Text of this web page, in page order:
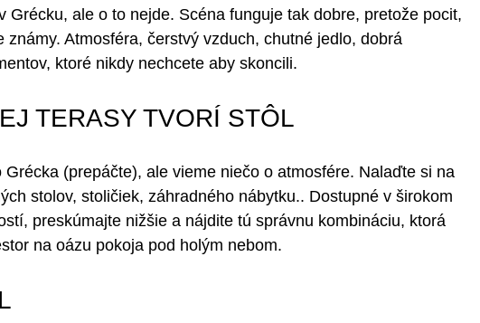
Grécku, ale o to nejde. Scéna funguje tak dobre, pretože pocit,
známy. Atmosféra, čerstvý vzduch, chutné jedlo, dobrá
ktoré nikdy nechcete aby skoncili.
TERASY TVORÍ STÔL
(prepáčte), ale vieme niečo o atmosfére. Nalaďte si na
stolov, stoličiek, záhradného nábytku.. Dostupné v širokom
preskúmajte nižšie a nájdite tú správnu kombináciu, ktorá
na oázu pokoja pod holým nebom.